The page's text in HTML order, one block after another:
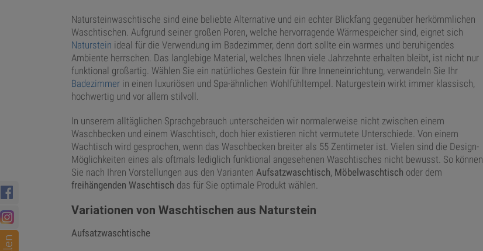
Natursteinwaschtische sind eine beliebte Alternative und ein echter Blickfang gegenüber herkömmlichen
Waschtischen. Aufgrund seiner großen Poren, welche hervorragende Wärmespeicher sind, eignet sich
Naturstein ideal für die Verwendung im Badezimmer, denn dort sollte ein warmes und beruhigendes
Ambiente herrschen. Das langlebige Material, welches Ihnen viele Jahrzehnte erhalten bleibt, ist nicht nur
funktional großartig. Wählen Sie ein natürliches Gestein für Ihre Inneneinrichtung, verwandeln Sie Ihr
Badezimmer in einen luxuriösen und Spa-ähnlichen Wohlfühltempel. Naturgestein wirkt immer klassisch,
hochwertig und vor allem stilvoll.
In unserem alltäglichen Sprachgebrauch unterscheiden wir normalerweise nicht zwischen einem
Waschbecken und einem Waschtisch, doch hier existieren nicht vermutete Unterschiede. Von einem
Wachtisch wird gesprochen, wenn das Waschbecken breiter als 55 Zentimeter ist. Vielen sind die Design-
Möglichkeiten eines als oftmals lediglich funktional angesehenen Waschtisches nicht bewusst. So können
Sie nach Ihren Vorstellungen aus den Varianten Aufsatzwaschtisch, Möbelwaschtisch oder dem
freihängenden Waschtisch das für Sie optimale Produkt wählen.
Variationen von Waschtischen aus Naturstein
Aufsatzwaschtische